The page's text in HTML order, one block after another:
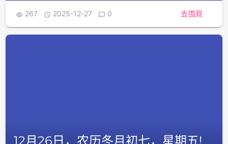
 267  2025-12-27  0 去围观
12月26日，农历冬月初七，星期五!